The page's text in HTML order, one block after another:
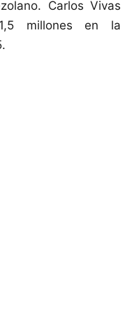
Carlos Vivas
millones en la